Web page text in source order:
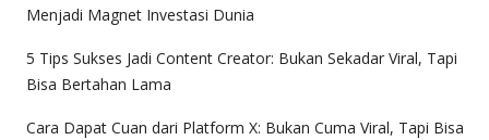
Menjadi Magnet Investasi Dunia
5 Tips Sukses Jadi Content Creator: Bukan Sekadar Viral, Tapi
Bisa Bertahan Lama
Cara Dapat Cuan dari Platform X: Bukan Cuma Viral, Tapi Bisa